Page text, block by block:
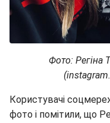
Фото: Регіна
Користувачі
фото і помітили, що